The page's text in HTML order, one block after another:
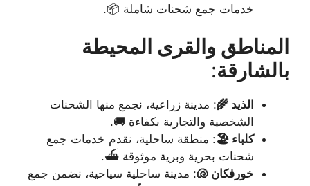
خدمات جمع شحنات شاملة 📦.
المناطق والقرى المحيطة
بالشارقة:
الذيد 🌾: مدينة زراعية، نجمع منها الشحنات
الشخصية والتجارية بكفاءة 🚚.
كلباء 🏖️: منطقة ساحلية، نقدم خدمات جمع
شحنات بحرية وبرية موثوقة ⛴️.
خورفكان 🐚: مدينة ساحلية سياحية، نضمن جمع